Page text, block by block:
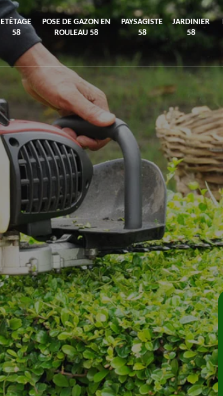
ETÊTAGE
58
POSE DE GAZON EN
ROULEAU 58
PAYSAGISTE
58
JARDINIER
58